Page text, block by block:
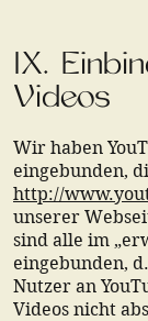
IX.
Videos
Wir haben
eingebunden,
http://
unserer
sind alle im
eingebunden,
Nutzer an
Videos nicht